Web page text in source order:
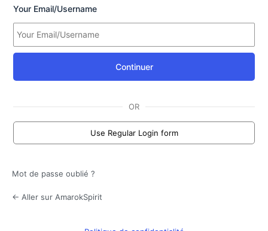
Your Email/Username
Continuer
OR
Use Regular Login form
Mot de passe oublié ?
← Aller sur AmarokSpirit